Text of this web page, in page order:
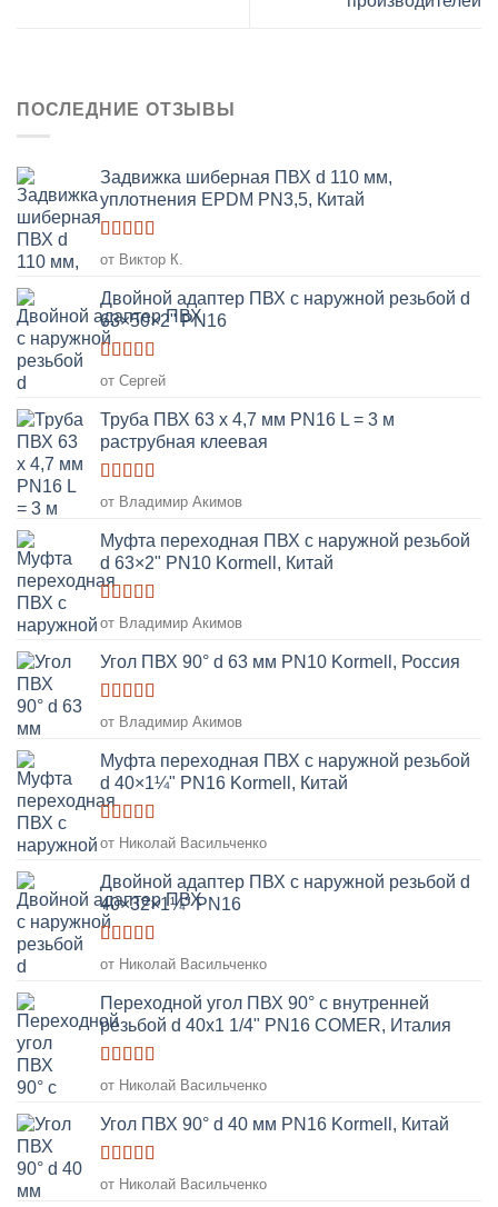
ПОСЛЕДНИЕ ОТЗЫВЫ
Задвижка шиберная ПВХ d 110 мм,
уплотнения EPDM PN3,5, Китай
Оценка5
от Виктор К.
Двойной адаптер ПВХ с наружной резьбой d
63×50×2" PN16
Оценка5
от Сергей
Труба ПВХ 63 х 4,7 мм PN16 L = 3 м
раструбная клеевая
Оценка5
от Владимир Акимов
Муфта переходная ПВХ с наружной резьбой
d 63×2" PN10 Kormell, Китай
Оценка5
от Владимир Акимов
Угол ПВХ 90° d 63 мм PN10 Kormell, Россия
Оценка5
от Владимир Акимов
Муфта переходная ПВХ с наружной резьбой
d 40×1¼" PN16 Kormell, Китай
Оценка5
от Николай Васильченко
Двойной адаптер ПВХ с наружной резьбой d
40×32×1¼" PN16
Оценка5
от Николай Васильченко
Переходной угол ПВХ 90° с внутренней
резьбой d 40х1 1/4" PN16 COMER, Италия
Оценка5
от Николай Васильченко
Угол ПВХ 90° d 40 мм PN16 Kormell, Китай
Оценка5
от Николай Васильченко